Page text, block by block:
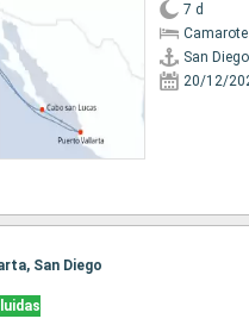
7 d
San Diego
20/12/
San Diego